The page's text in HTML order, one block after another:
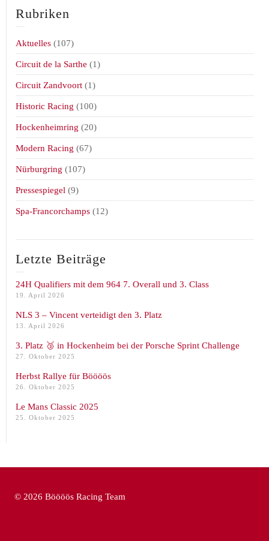
Rubriken
Aktuelles (107)
Circuit de la Sarthe (1)
Circuit Zandvoort (1)
Historic Racing (100)
Hockenheimring (20)
Modern Racing (67)
Nürburgring (107)
Pressespiegel (9)
Spa-Francorchamps (12)
Letzte Beiträge
24H Qualifiers mit dem 964 7. Overall und 3. Class
19. April 2026
NLS 3 – Vincent verteidigt den 3. Platz
13. April 2026
3. Platz 🥉 in Hockenheim bei der Porsche Sprint Challenge
27. Oktober 2025
Herbst Rallye für Böööös
26. Oktober 2025
Le Mans Classic 2025
25. Oktober 2025
© 2026 Böööös Racing Team